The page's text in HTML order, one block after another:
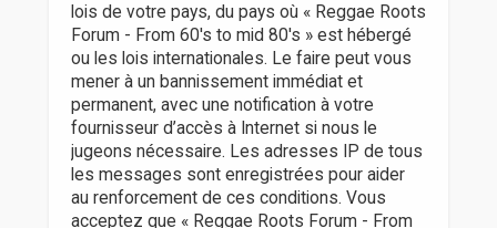
lois de votre pays, du pays où « Reggae Roots
Forum - From 60's to mid 80's » est hébergé
ou les lois internationales. Le faire peut vous
mener à un bannissement immédiat et
permanent, avec une notification à votre
fournisseur d’accès à Internet si nous le
jugeons nécessaire. Les adresses IP de tous
les messages sont enregistrées pour aider
au renforcement de ces conditions. Vous
acceptez que « Reggae Roots Forum - From